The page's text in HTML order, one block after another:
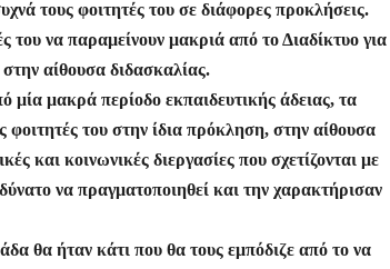
τους φοιτητές του σε διάφορες προκλήσεις.
του να παραμείνουν μακριά από το Διαδίκτυο για
στην αίθουσα διδασκαλίας.
μακρά περίοδο εκπαιδευτικής άδειας, τα
του στην ίδια πρόκληση, στην αίθουσα
και κοινωνικές διεργασίες που σχετίζονται με
να πραγματοποιηθεί και την χαρακτήρισαν
θα ήταν κάτι που θα τους εμπόδιζε από το να